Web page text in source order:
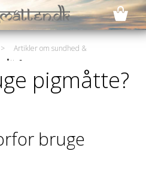
>
Artikler om sundhed &
pigmåtte?
bruge